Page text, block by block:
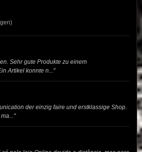
Sehr gute Produkte zu einem
Artikel konnte n..."
der einzig faire und erstklassige Shop.